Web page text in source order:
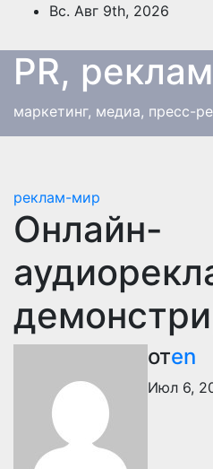
Перейти
содержимому
Вс. Авг 9th, 2026
PR,
маркетинг, медиа, пресс-
реклам-мир
Онлайн-
отen
Июл 6,